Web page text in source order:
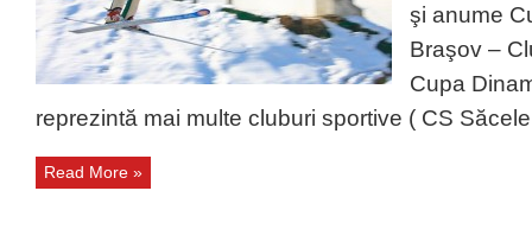
şi anume
Braşov –
Cupa
reprezintă mai multe cluburi sportive ( CS
Read More »